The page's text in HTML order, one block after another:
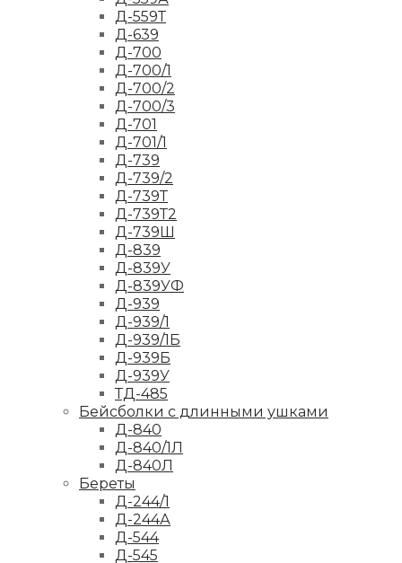
Д-559Т
Д-639
Д-700
Д-700/1
Д-700/2
Д-700/3
Д-701
Д-701/1
Д-739
Д-739/2
Д-739Т
Д-739Т2
Д-739Ш
Д-839
Д-839У
Д-839УФ
Д-939
Д-939/1
Д-939/1Б
Д-939Б
Д-939У
ТД-485
Бейсболки с длинными ушками
Д-840
Д-840/1Л
Д-840Л
Береты
Д-244/1
Д-244А
Д-544
Д-545